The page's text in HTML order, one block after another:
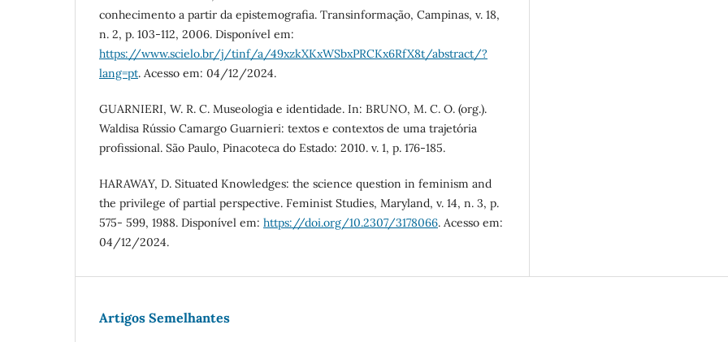
conhecimento a partir da epistemografia. Transinformação, Campinas, v. 18,
n. 2, p. 103-112, 2006. Disponível em:
https://www.scielo.br/j/tinf/a/49xzkXKxWSbxPRCKx6RfX8t/abstract/?
lang=pt. Acesso em: 04/12/2024.
GUARNIERI, W. R. C. Museologia e identidade. In: BRUNO, M. C. O. (org.).
Waldisa Rússio Camargo Guarnieri: textos e contextos de uma trajetória
profissional. São Paulo, Pinacoteca do Estado: 2010. v. 1, p. 176-185.
HARAWAY, D. Situated Knowledges: the science question in feminism and
the privilege of partial perspective. Feminist Studies, Maryland, v. 14, n. 3, p.
575- 599, 1988. Disponível em: https://doi.org/10.2307/3178066. Acesso em:
04/12/2024.
Artigos Semelhantes